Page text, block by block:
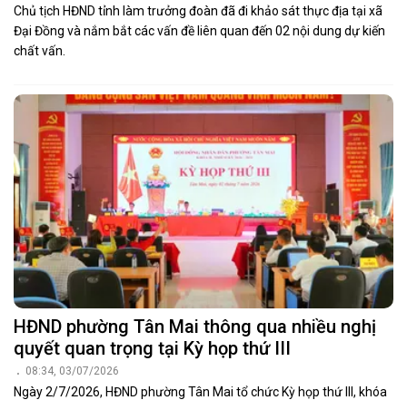
Chủ tịch HĐND tỉnh làm trưởng đoàn đã đi khảo sát thực địa tại xã
Đại Đồng và nắm bắt các vấn đề liên quan đến 02 nội dung dự kiến
chất vấn.
HĐND phường Tân Mai thông qua nhiều nghị
quyết quan trọng tại Kỳ họp thứ III
08:34, 03/07/2026
Ngày 2/7/2026, HĐND phường Tân Mai tổ chức Kỳ họp thứ III, khóa